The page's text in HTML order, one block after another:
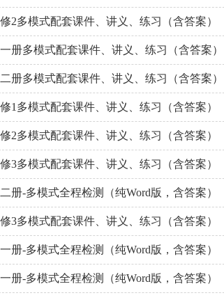
2多模式配套课件、讲义、练习（含答案）
册多模式配套课件、讲义、练习（含答案）
册多模式配套课件、讲义、练习（含答案）
1多模式配套课件、讲义、练习（含答案）
2多模式配套课件、讲义、练习（含答案）
3多模式配套课件、讲义、练习（含答案）
册-多模式全程检测（纯Word版，含答案）
3多模式配套课件、讲义、练习（含答案）
册-多模式全程检测（纯Word版，含答案）
册-多模式全程检测（纯Word版，含答案）